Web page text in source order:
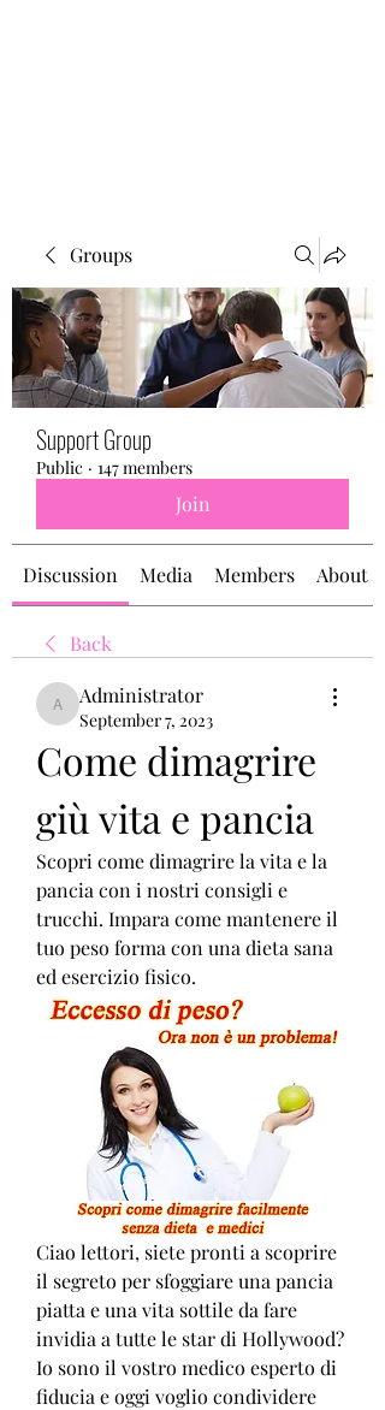
Groups
Support Group
Public · 147 members
Join
Discussion Media Members About
Back
Administrator
Administrator
September 7, 2023
Come dimagrire
giù vita e pancia
Scopri come dimagrire la vita e la
pancia con i nostri consigli e
trucchi. Impara come mantenere il
tuo peso forma con una dieta sana
ed esercizio fisico.
Ciao lettori, siete pronti a scoprire
il segreto per sfoggiare una pancia
piatta e una vita sottile da fare
invidia a tutte le star di Hollywood?
Io sono il vostro medico esperto di
fiducia e oggi voglio condividere